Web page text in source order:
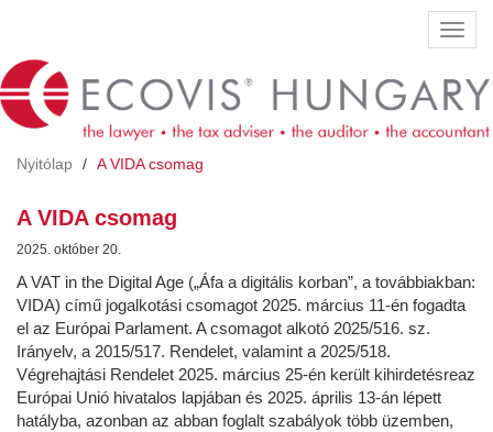
Nyitólap A VIDA csomag
A VIDA csomag
2025. október 20.
A VAT in the Digital Age („Áfa a digitális korban”, a továbbiakban:
VIDA) című jogalkotási csomagot 2025. március 11-én fogadta
el az Európai Parlament. A csomagot alkotó 2025/516. sz.
Irányelv, a 2015/517. Rendelet, valamint a 2025/518.
Végrehajtási Rendelet 2025. március 25-én került kihirdetésreaz
Európai Unió hivatalos lapjában és 2025. április 13-án lépett
hatályba, azonban az abban foglalt szabályok több üzemben,